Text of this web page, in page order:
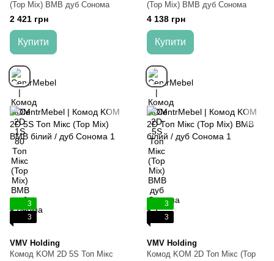
(Top Mix) ВМВ дуб Сонома
2 421 грн
Купити
(Top Mix) ВМВ дуб Сонома
4 138 грн
Купити
3
3
VMV Holding
Комод KOM 2D 5S Топ Мікс
3
3
VMV Holding
Комод KOM 2D Топ Мікс (Top